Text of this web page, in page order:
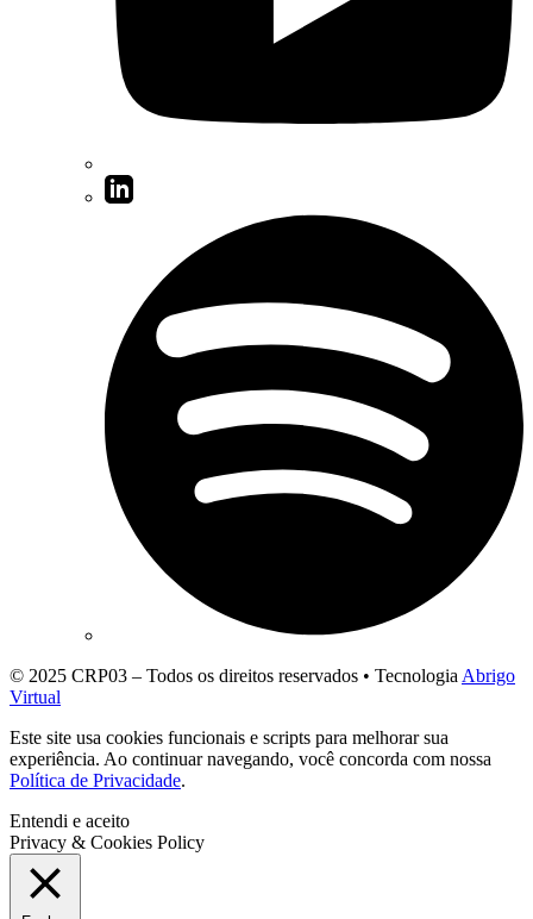
© 2025 CRP03 – Todos os direitos reservados • Tecnologia Abrigo
Virtual
Este site usa cookies funcionais e scripts para melhorar sua
experiência. Ao continuar navegando, você concorda com nossa
Política de Privacidade.
Entendi e aceito
Privacy & Cookies Policy